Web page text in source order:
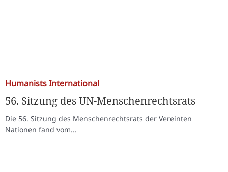
Humanists International
56. Sitzung des UN-Menschenrechtsrats
Die 56. Sitzung des Menschenrechtsrats der Vereinten
Nationen fand vom...